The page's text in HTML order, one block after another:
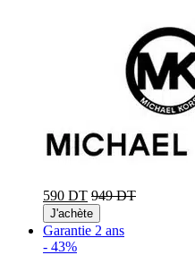
590 DT 949 DT
J'achète
Garantie 2 ans
- 43%